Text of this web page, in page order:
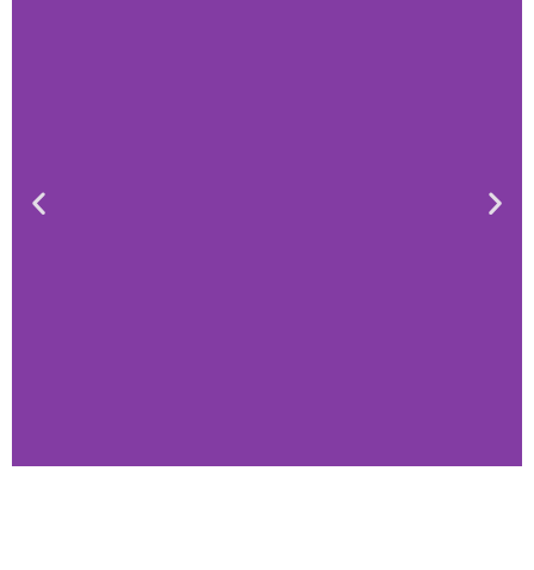
el regalo que recibimos